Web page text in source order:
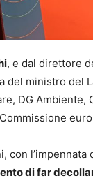
, e dal direttore
del ministro del
DG
con
di far